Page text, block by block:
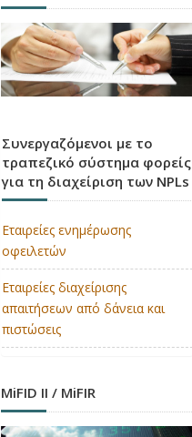
Συνεργαζόμενοι με το
τραπεζικό σύστημα φορείς
για τη διαχείριση των NPLs
Εταιρείες ενημέρωσης
οφειλετών
Εταιρείες διαχείρισης
απαιτήσεων από δάνεια και
πιστώσεις
MiFID II / MiFIR